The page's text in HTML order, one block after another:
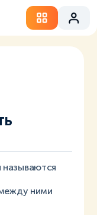
называются
ними